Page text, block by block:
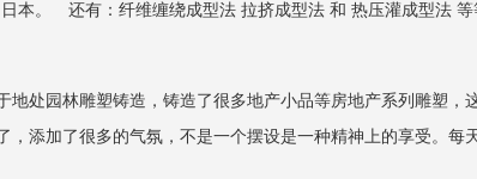
本。 还有：纤维缠绕成型法 拉挤成型法 和 热压灌成型法 等
处园林雕塑铸造，铸造了很多地产小品等房地产系列雕塑，
，添加了很多的气氛，不是一个摆设是一种精神上的享受。